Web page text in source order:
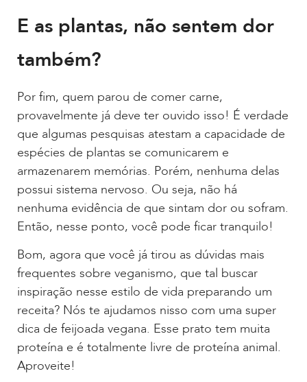
E as plantas, não sentem dor
também?
Por fim, quem parou de comer carne,
provavelmente já deve ter ouvido isso! É verdade
que algumas pesquisas atestam a capacidade de
espécies de plantas se comunicarem e
armazenarem memórias. Porém, nenhuma delas
possui sistema nervoso. Ou seja, não há
nenhuma evidência de que sintam dor ou sofram.
Então, nesse ponto, você pode ficar tranquilo!
Bom, agora que você já tirou as dúvidas mais
frequentes sobre veganismo, que tal buscar
inspiração nesse estilo de vida preparando um
receita? Nós te ajudamos nisso com uma super
dica de feijoada vegana. Esse prato tem muita
proteína e é totalmente livre de proteína animal.
Aproveite!